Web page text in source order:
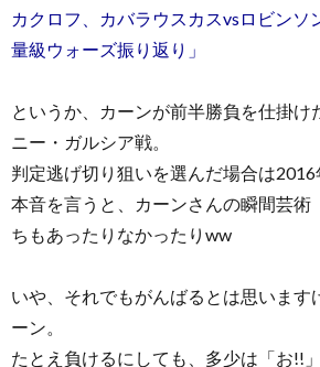
カクロフ、カバラウスカスvsロビンソ
量級ウォーズ振り返り」
というか、カーンが前半勝負を仕掛け
ニー・ガルシア戦。
判定逃げ切り狙いを選んだ場合は2016
本音を言うと、カーンさんの瞬間芸術
ちもあったりなかったりww
いや、それでもがんばるとは思います
ーン。
たとえ負けるにしても、多少は「お!!